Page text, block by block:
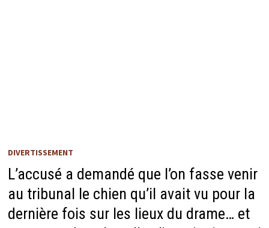
DIVERTISSEMENT
L’accusé a demandé que l’on fasse venir
au tribunal le chien qu’il avait vu pour la
dernière fois sur les lieux du drame… et